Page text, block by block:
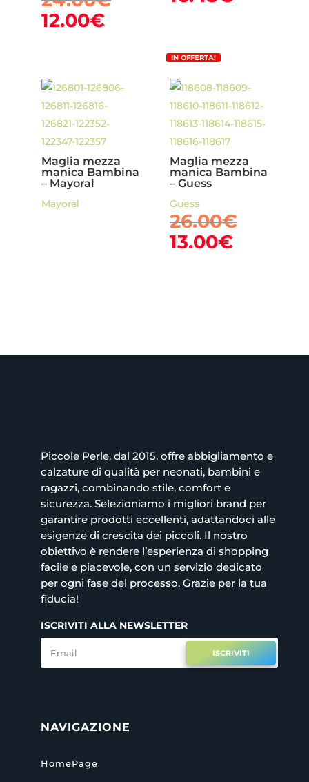
12.00€Il
attuale
12.00€.
Maglia mezza
manica Bambina
– Mayoral
Mayoral
IN OFFERTA!
Maglia mezza
manica Bambina
– Guess
Guess
26.00€Il
13.00€Il
Piccole Perle, dal 2015, offre abbigliamento e
calzature di qualità per neonati, bambini e
ragazzi, combinando stile, comfort e
sicurezza. Selezioniamo i migliori brand per
garantire prodotti eccellenti, adattandoci alle
esigenze di crescita dei piccoli. Il nostro
obiettivo è rendere l’esperienza di shopping
facile e piacevole, con un servizio dedicato
per ogni fase del processo. Grazie per la tua
fiducia!
ISCRIVITI ALLA NEWSLETTER
ISCRIVITI
NAVIGAZIONE
HomePage